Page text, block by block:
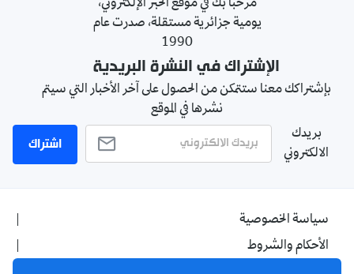
مرحبا بك في موقع الخبر الإلكتروني،
يومية جزائرية مستقلة، صدرت عام
1990
الإشتراك في النشرة البريدية
بإشتراكك معنا ستتمكن من الحصول على آخر الأخبار التي سيتم
نشرها في الموقع
بريدك
الالكتروني
اشتراك
سياسة الخصوصية
الأحكام والشروط